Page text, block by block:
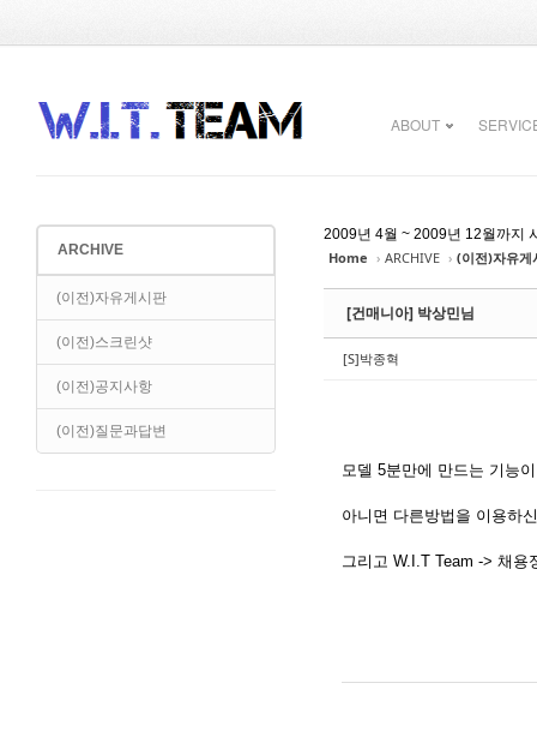
ABOUT
ARCHIVE
(이전)자유게시판
(이전)스크린샷
(이전)공지사항
(이전)질문과답변
2009년 4월 ~ 2009년 12월까지
Home › ARCHIVE › (이전)자유게
[건매니아] 박상민님
[S]박종혁
모델 5분만에 만드는 기능
아니면 다른방법을 이용하
그리고 W.I.T Team -> 채
Sketchbook5, 스케치북5
Sketchbook5, 스케치북5
Sketchbook5, 스케치북5
Sketchbook5, 스케치북5